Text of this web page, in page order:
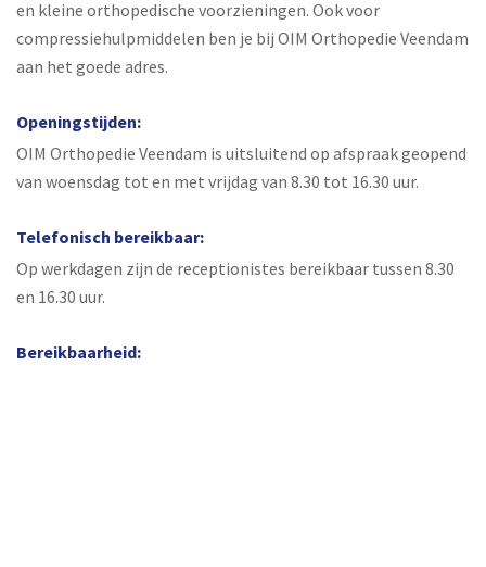
en kleine orthopedische voorzieningen. Ook voor
compressiehulpmiddelen ben je bij OIM Orthopedie Veendam
aan het goede adres.
Openingstijden:
OIM Orthopedie Veendam is uitsluitend op afspraak geopend
van woensdag tot en met vrijdag van 8.30 tot 16.30 uur.
Telefonisch bereikbaar:
Op werkdagen zijn de receptionistes bereikbaar tussen 8.30
en 16.30 uur.
Bereikbaarheid: